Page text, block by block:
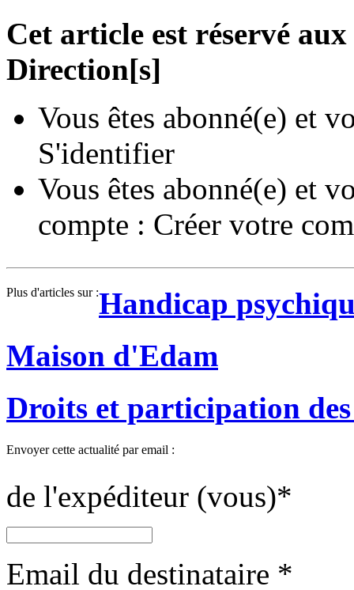
Cet article est réservé
Direction[s]
Vous êtes abonné(e) et
S'identifier
Vous êtes abonné(e) et
compte : Créer votre
Plus d'articles sur :Handicap
Maison d'Edam
Droits et participation des
Envoyer cette actualité par email :
de l'expéditeur (vous)*
Email du destinataire *